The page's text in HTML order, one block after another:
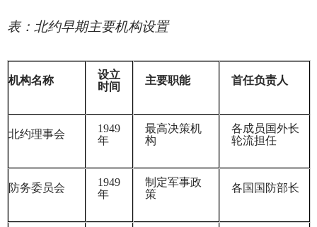
表：北约早期主要机构设置
机构名称
设立
时间
主要职能 首任负责人
北约理事会
1949
年
最高决策机
构
各成员国外长
轮流担任
防务委员会
1949
年
制定军事政
策
各国国防部长